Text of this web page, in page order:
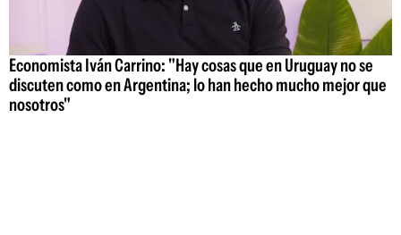
Economista Iván Carrino: "Hay cosas que en Uruguay no se
discuten como en Argentina; lo han hecho mucho mejor que
nosotros"